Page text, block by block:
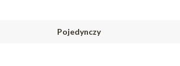
Pojedynczy